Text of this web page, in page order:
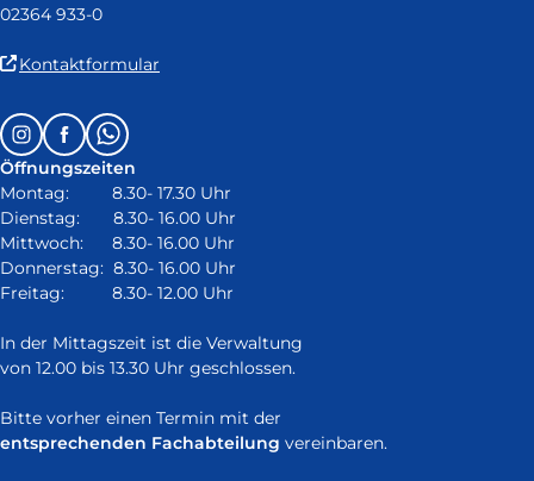
02364 933-0
Kontaktformular
in
neuem
Fenster)
Follow
us
on:
InstagramFacebookWhatsapp
Öffnungszeiten
Montag: 8.30- 17.30 Uhr
Dienstag: 8.30- 16.00 Uhr
Mittwoch: 8.30- 16.00 Uhr
Donnerstag: 8.30- 16.00 Uhr
Freitag: 8.30- 12.00 Uhr
In der Mittagszeit ist die Verwaltung
von 12.00 bis 13.30 Uhr geschlossen.
Bitte vorher einen Termin mit der
entsprechenden Fachabteilung vereinbaren.